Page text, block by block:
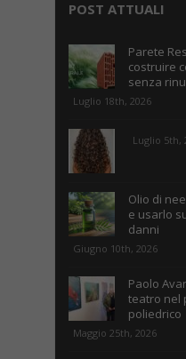
POST ATTUALI
Parete
costruire
senza
Luglio 18th, 2026
Luglio 5th,
Olio di
e usarlo
danni
Giugno 10th, 2026
Paolo
teatro nel
poliedrico
Maggio 25th, 2026